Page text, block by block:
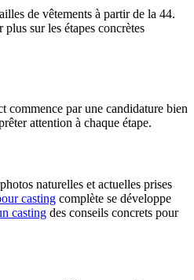
de vêtements à partir de la 44.
sur les étapes concrètes
commence par une candidature bien
attention à chaque étape.
naturelles et actuelles prises
casting complète se développe
casting des conseils concrets pour